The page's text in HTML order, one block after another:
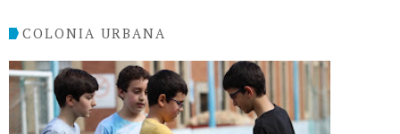
COLONIA URBANA